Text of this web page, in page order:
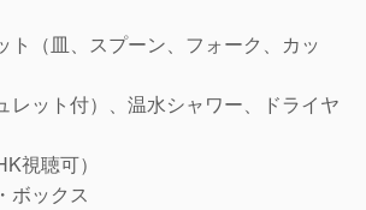
ト（皿、スプーン、フォーク、カッ
レット付）、温水シャワー、ドライヤ
視聴可）
ボックス